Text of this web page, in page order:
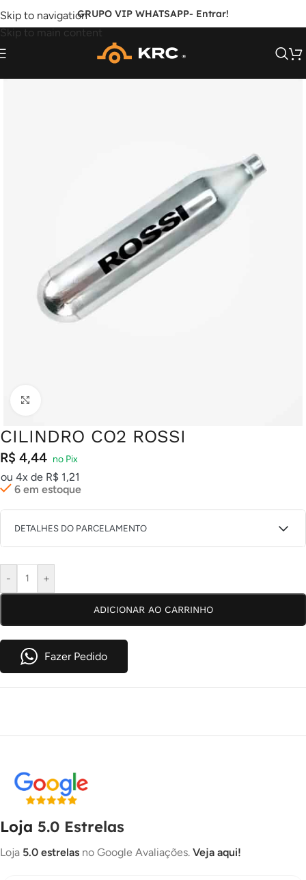
Skip to navigation
Skip to main content
GRUPO VIP WHATSAPP- Entrar!
CILINDRO CO2 ROSSI
R$ 4,44
ou 4x de R$ 1,21
6 em estoque
DETALHES DO PARCELAMENTO
3X DER$1,60COM JUROS R$4,80
4X DER$1,21COM JUROS
- +
ADICIONAR AO CARRINHO
Fazer Pedido
Loja 5.0 Estrelas
Loja 5.0 estrelas no Google Avaliações. Veja aqui!